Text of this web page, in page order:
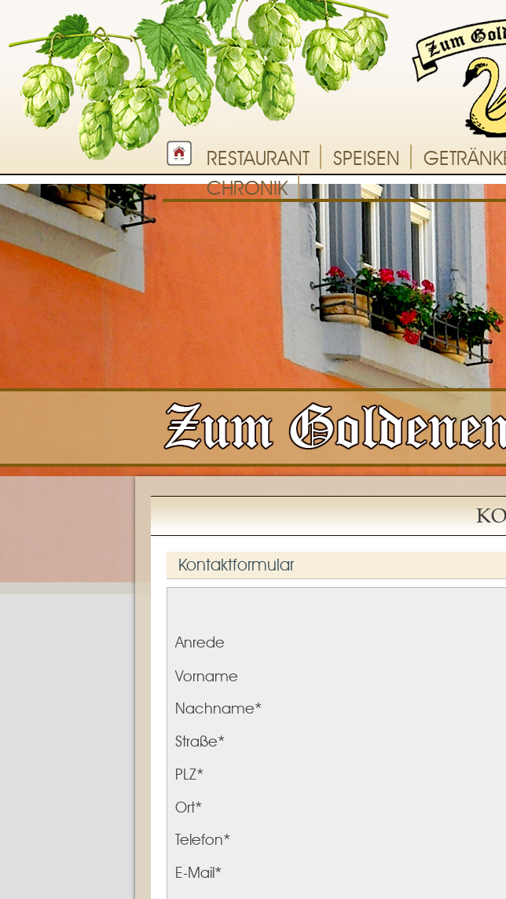
RESTAURANT
SPEISEN
CHRONIK
Kontaktformular
Anrede
Vorname
Nachname*
Straße*
PLZ*
Ort*
Telefon*
E-Mail*